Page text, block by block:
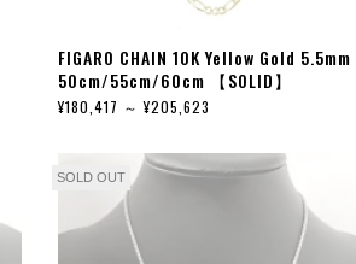
FIGARO CHAIN 10K Yellow Gold 5.5mm
50cm/55cm/60cm 【SOLID】
¥180,417 ～ ¥205,623
SOLD OUT